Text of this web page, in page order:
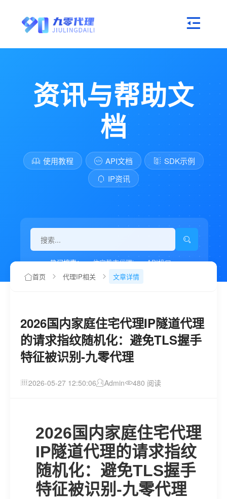
资讯与帮助文
档
使用教程 API文档
SDK示例
IP资讯
热门搜索： 住宅静态代理ip
API接口
代理IP如何设置
首页 代理IP相关 文章详情
2026国内家庭住宅代理IP隧道代理
的请求指纹随机化：避免TLS握手
特征被识别-九零代理
2026-05-27 12:50:06 Admin 480 阅读
2026国内家庭住宅代理
IP隧道代理的请求指纹
随机化：避免TLS握手
特征被识别-九零代理